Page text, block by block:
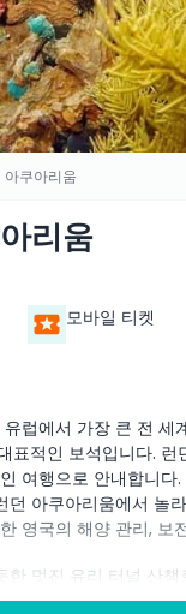
아쿠아리움
리움
모바일 티켓
럽에서 가장 큰 전
표적인 보석입니다.
여행으로 안내합니
아쿠아리움에서 놀
영국의 해양 관리,
멋진 유리 터널 산
있는 수조와 발견 구